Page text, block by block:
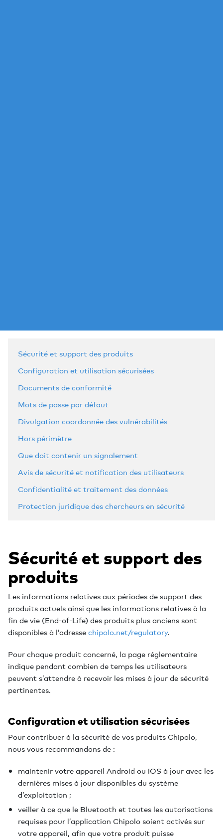
Sécurité et support des produits
Configuration et utilisation sécurisées
Documents de conformité
Mots de passe par défaut
Divulgation coordonnée des vulnérabilités
Hors périmètre
Que doit contenir un signalement
Avis de sécurité et notification des utilisateurs
Confidentialité et traitement des données
Protection juridique des chercheurs en sécurité
Sécurité et support des
produits
Les informations relatives aux périodes de support des
produits actuels ainsi que les informations relatives à la
fin de vie (End-of-Life) des produits plus anciens sont
disponibles à l’adressechipolo.net/regulatory.
Pour chaque produit concerné, la page réglementaire
indique pendant combien de temps les utilisateurs
peuvent s’attendre à recevoir les mises à jour de sécurité
pertinentes.
Configuration et utilisation sécurisées
Pour contribuer à la sécurité de vos produits Chipolo,
nous vous recommandons de :
maintenir votre appareil Android ou iOS à jour avec les
dernières mises à jour disponibles du système
d’exploitation ;
veiller à ce que le Bluetooth et toutes les autorisations
requises pour l’application Chipolo soient activés sur
votre appareil, afin que votre produit puisse